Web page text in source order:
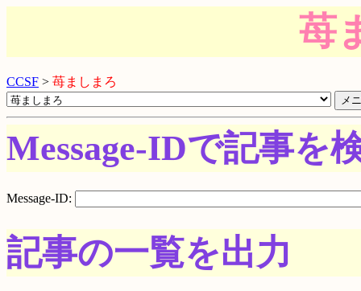
苺
CCSF > 苺ましまろ
Message-IDで記事を
Message-ID:
記事の一覧を出力